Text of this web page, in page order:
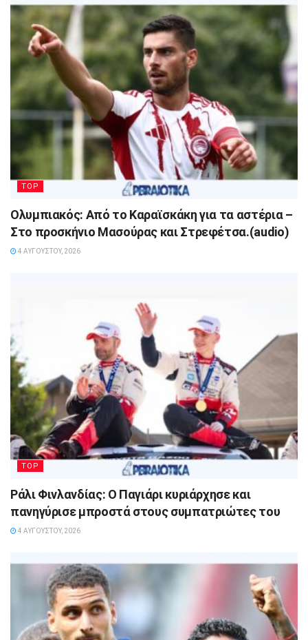
TOP
Ολυμπιακός: Από το Καραϊσκάκη για τα αστέρια –
Στο προσκήνιο Μασούρας και Στρεφέτσα.(audio)
4 ΑΥΓΟΎΣΤΟΥ, 2026
TOP
Ράλι Φινλανδίας: Ο Παγιάρι κυριάρχησε και
πανηγύρισε μπροστά στους συμπατριώτες του
4 ΑΥΓΟΎΣΤΟΥ, 2026